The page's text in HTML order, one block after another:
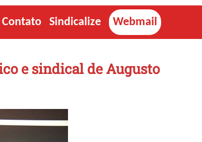
Contato Sindicalize Webmail
e sindical de Augusto